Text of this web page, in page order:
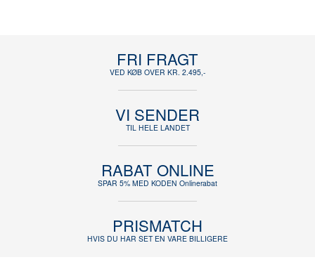
FRI FRAGT
VED KØB OVER KR. 2.495,-
VI SENDER
TIL HELE LANDET
RABAT ONLINE
SPAR 5% MED KODEN Onlinerabat
PRISMATCH
HVIS DU HAR SET EN VARE BILLIGERE